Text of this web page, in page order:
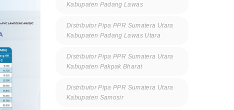
Kabupaten Padang Lawas
Distributor Pipa PPR Sumatera Utara
Kabupaten Padang Lawas Utara
Distributor Pipa PPR Sumatera Utara
Kabupaten Pakpak Bharat
Distributor Pipa PPR Sumatera Utara
Kabupaten Samosir